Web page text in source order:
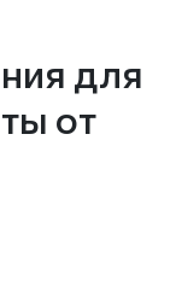
для
от